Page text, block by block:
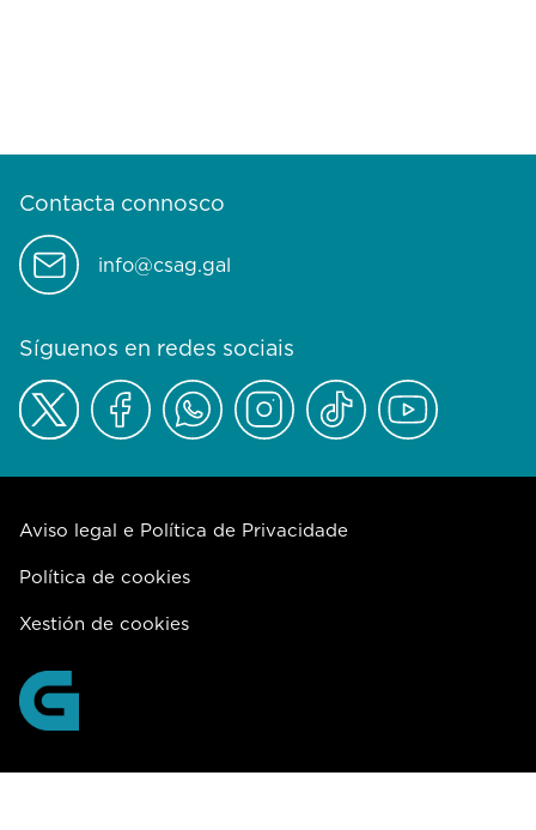
Contacta connosco
info@csag.gal
Síguenos en redes sociais
Aviso legal e Política de Privacidade
Política de cookies
Xestión de cookies